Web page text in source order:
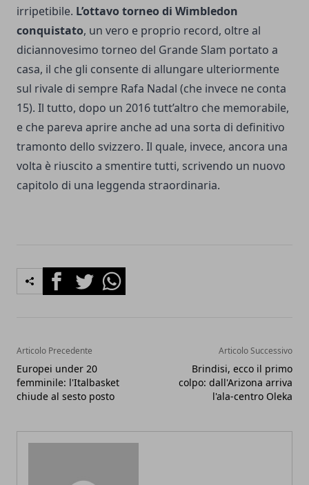
irripetibile. L’ottavo torneo di Wimbledon
conquistato, un vero e proprio record, oltre al
diciannovesimo torneo del Grande Slam portato a
casa, il che gli consente di allungare ulteriormente
sul rivale di sempre Rafa Nadal (che invece ne conta
15). Il tutto, dopo un 2016 tutt’altro che memorabile,
e che pareva aprire anche ad una sorta di definitivo
tramonto dello svizzero. Il quale, invece, ancora una
volta è riuscito a smentire tutti, scrivendo un nuovo
capitolo di una leggenda straordinaria.
FacebookTwitterWhatsapp
Articolo Precedente
Europei under 20
femminile: l'Italbasket
chiude al sesto posto
Articolo Successivo
Brindisi, ecco il primo
colpo: dall'Arizona arriva
l'ala-centro Oleka